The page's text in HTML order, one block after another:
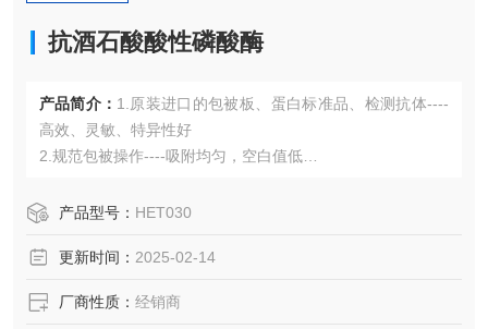
抗酒石酸酸性磷酸酶
产品简介： 1.原装进口的包被板、蛋白标准品、检测抗体----
高效、灵敏、特异性好
2.规范包被操作----吸附均匀，空白值低
4.适用于血浆、血清、组织匀浆液、细胞培养上清液、尿液、
5.可检测动物类型丰富：人、猴、大鼠、小鼠、兔、猪、犬、
6.检测指标齐全：炎症因子、血管生成素、动脉粥样硬化因
产品型号： HET030
更新时间： 2025-02-14
厂商性质： 经销商